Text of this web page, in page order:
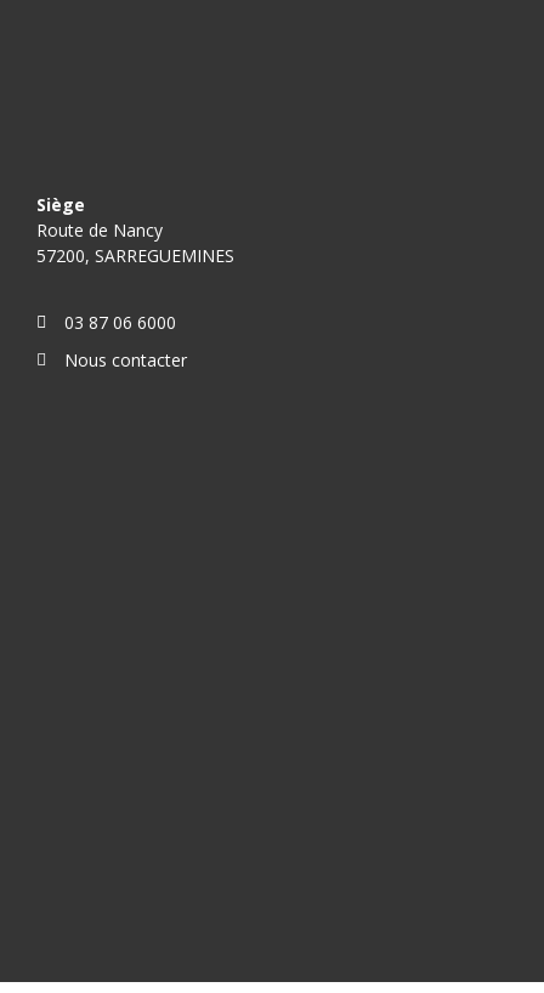
Siège
Route de Nancy
57200, SARREGUEMINES
03 87 06 6000
Nous contacter